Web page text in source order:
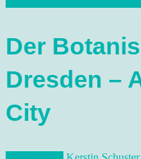
Der
Dresden –
City